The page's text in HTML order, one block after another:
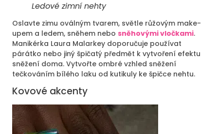
Ledové zimní nehty
Oslavte zimu oválným tvarem, světle růžovým make-
upem a ledem, sněhem nebo sněhovými vločkami.
Manikérka Laura Malarkey doporučuje používat
párátko nebo jiný špičatý předmět k vytvoření efektu
sněžení doma. Vytvořte ombré vzhled sněžení
tečkováním bílého laku od kutikuly ke špičce nehtu.
Kovové akcenty